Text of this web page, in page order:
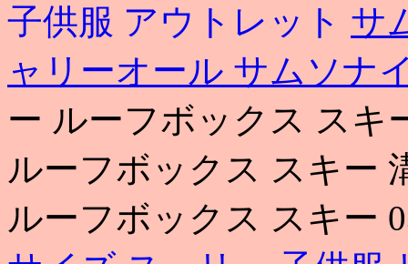
子供服 アウトレット サ
ャリーオール サムソナ
ー ルーフボックス スキ
ルーフボックス スキー
ルーフボックス スキー